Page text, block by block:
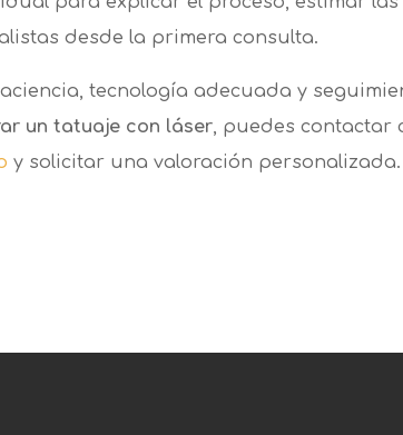
desde la primera consulta.
tecnología adecuada y
un tatuaje con láser, puedes contactar
y solicitar una valoración personalizada.